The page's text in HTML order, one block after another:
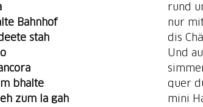
Bahnhof
stah
ritroviamo ci ancora
bhalte
zum la gah
rund
nur
dis
Und
quer
mini